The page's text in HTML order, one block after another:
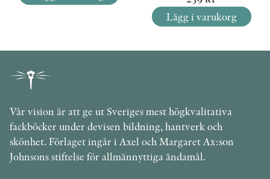
Lägg i varukorg
Vår vision är att ge ut Sveriges mest högkvalitativa
fackböcker under devisen bildning, hantverk och
skönhet. Förlaget ingår i Axel och Margaret Ax:son
Johnsons stiftelse för allmännyttiga ändamål.